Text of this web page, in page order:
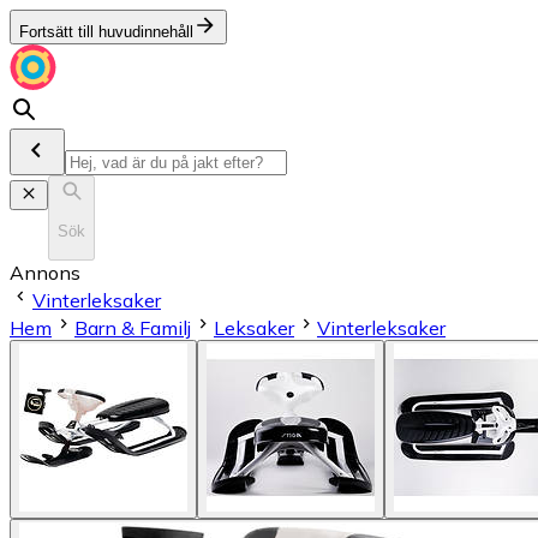
Fortsätt till huvudinnehåll
Sök
Annons
Vinterleksaker
Hem
Barn & Familj Leksaker Vinterleksaker